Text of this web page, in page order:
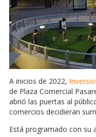
A inicios de 2022,
de Plaza Comercial
abrió las puertas al
comercios decidieran
Está programado con su